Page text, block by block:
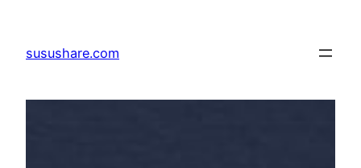
susushare.com